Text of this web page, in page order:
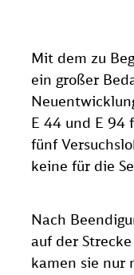
Mit dem zu
ein großer
E 44 und E 94
fünf
keine für die
Nach
auf der
kamen sie nur